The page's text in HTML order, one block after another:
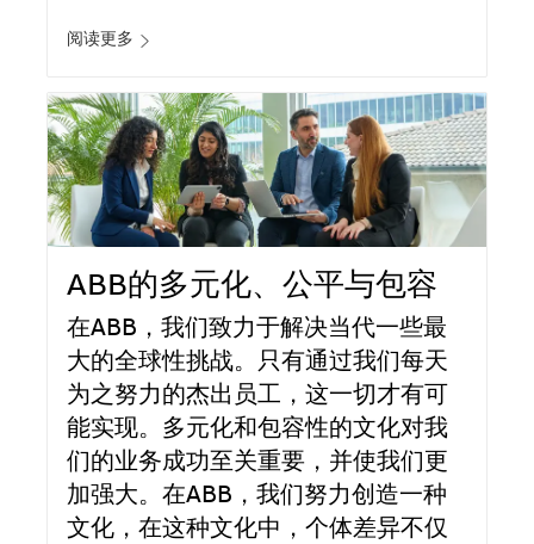
阅读更多
ABB的多元化、公平与包容
在ABB，我们致力于解决当代一些最
大的全球性挑战。只有通过我们每天
为之努力的杰出员工，这一切才有可
能实现。多元化和包容性的文化对我
们的业务成功至关重要，并使我们更
加强大。在ABB，我们努力创造一种
文化，在这种文化中，个体差异不仅